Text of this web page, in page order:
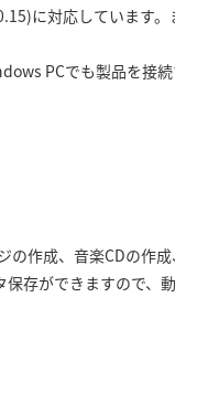
に対応しています。ま
PCでも製品を接続
の作成、音楽CDの作成、
存ができますので、動